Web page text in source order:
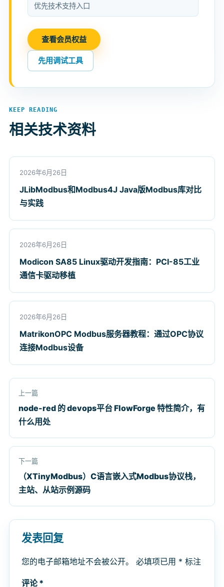
优先技术支持入口
查看会员权益
先用调试工具
KEEP READING
相关技术资料
2026年6月26日
JLibModbus和Modbus4J Java版Modbus库对比
与实践
2026年6月26日
Modicon SA85 Linux驱动开发指南：PCI-85工业
通信卡驱动移植
2026年6月26日
MatrikonOPC Modbus服务器教程：通过OPC协议
连接Modbus设备
上一篇
node-red 的 devops平台 FlowForge 特性简介，有
什么用处
下一篇
（XTinyModbus）C语言嵌入式Modbus协议栈，
主站、从站示例源码
发表回复
您的电子邮箱地址不会被公开。 必填项已用 * 标注
评论*